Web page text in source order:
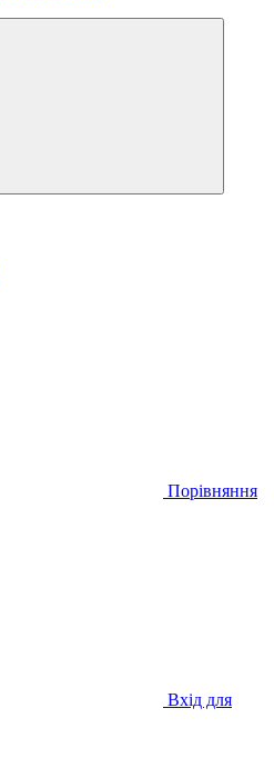
Порівняння
Вхід для